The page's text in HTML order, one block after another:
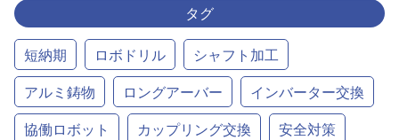
タグ
短納期 ロボドリル
シャフト加工
アルミ鋳物
ロングアーバー
インバーター交換
協働ロボット
カップリング交換
安全対策